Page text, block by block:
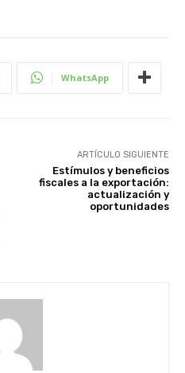
WhatsApp
ARTÍCULO SIGUIENTE
Estímulos y beneficios
fiscales a la exportación:
actualización y
oportunidades